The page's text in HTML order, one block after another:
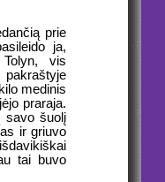
prie
ja,
vis
medinis
praraja.
savo šuolį
ir griuvo
tai buvo